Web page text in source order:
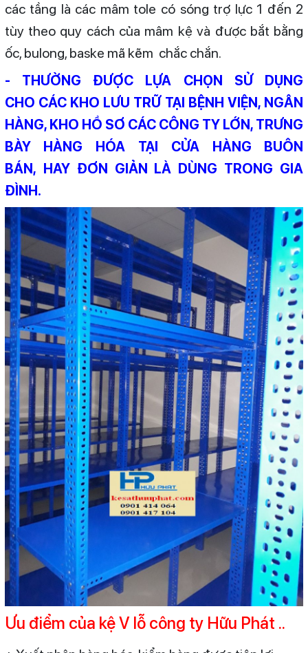
các tầng là các mâm tole có sóng trợ lực 1 đến 2
tùy theo quy cách của mâm kệ và được bắt bằng
ốc, bulong, baske mã kẽm chắc chắn.
- THƯỜNG ĐƯỢC LỰA CHỌN SỬ DỤNG
CHO CÁC KHO LƯU TRỮ TẠI BỆNH VIỆN, NGÂN
HÀNG, KHO HỒ SƠ CÁC CÔNG TY LỚN, TRƯNG
BÀY HÀNG HÓA TẠI CỬA HÀNG BUÔN
BÁN, HAY ĐƠN GIẢN LÀ DÙNG TRONG GIA
ĐÌNH.
Ưu điểm của kệ V lỗ công ty Hữu Phát ..